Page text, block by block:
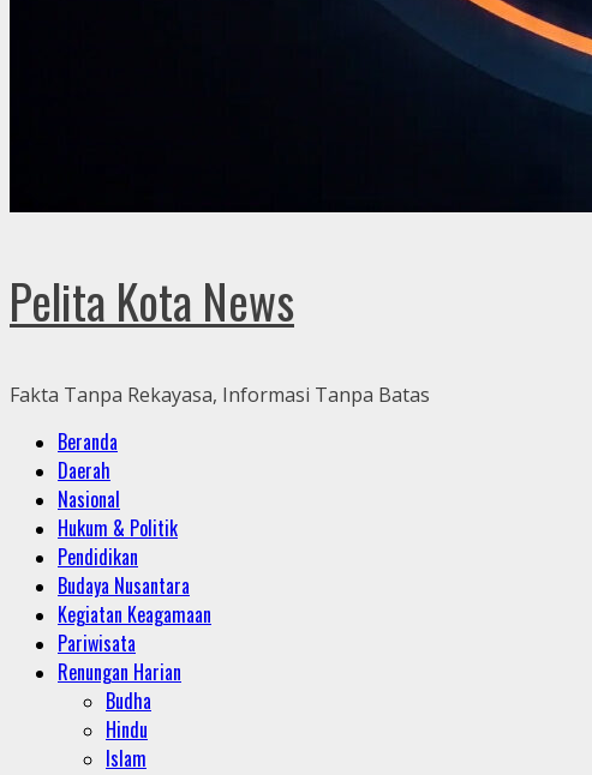
Pelita Kota News
Fakta Tanpa Rekayasa, Informasi Tanpa Batas
Primary
Menu
Beranda
Daerah
Nasional
Hukum & Politik
Pendidikan
Budaya Nusantara
Kegiatan Keagamaan
Pariwisata
Renungan Harian
Budha
Hindu
Islam